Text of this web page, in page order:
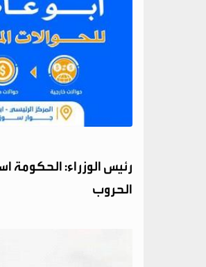
رئيس الوزراء: الحكومة
الحروب